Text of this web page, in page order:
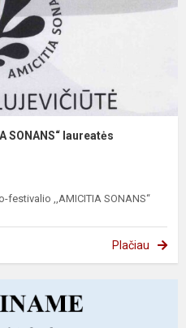
SONANS“ laureatės
,,AMICITIA SONANS“
Plačiau